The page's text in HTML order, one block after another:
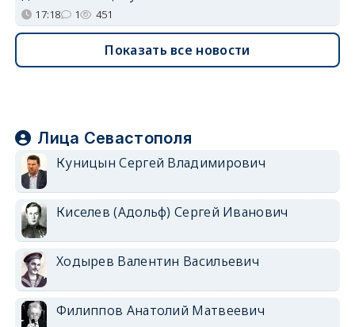
17:18 1 451
Показать все новости
Лица Севастополя
Куницын Сергей Владимирович
Киселев (Адольф) Сергей Иванович
Ходырев Валентин Васильевич
Филиппов Анатолий Матвеевич